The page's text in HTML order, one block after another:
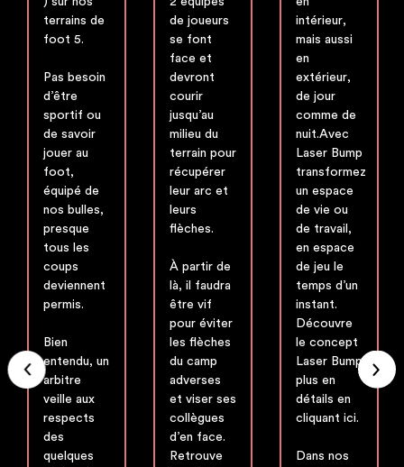
terrains de
foot 5.
Pas besoin
d’être
sportif ou
de savoir
jouer au
foot,
équipé de
nos bulles,
presque
tous les
coups
deviennent
permis.
Bien
entendu, un
arbitre
veille aux
respects
des
quelques
de joueurs
se font
face et
devront
courir
jusqu’au
milieu du
terrain pour
récupérer
leur arc et
leurs
flèches.
À partir de
là, il faudra
être vif
pour éviter
les flèches
du camp
adverses
et viser ses
collègues
d’en face.
Retrouve
intérieur,
mais aussi
en
extérieur,
de jour
comme de
nuit.Avec
Laser Bump
transformez
un espace
de vie ou
de travail,
en espace
de jeu le
temps d’un
instant.
Découvre
le concept
Laser Bump
plus en
détails en
cliquant ici.
Dans nos